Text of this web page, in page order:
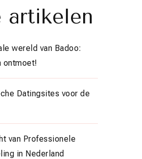
artikelen
wereld van Badoo:
ontmoet!
Datingsites voor de
van Professionele
in Nederland